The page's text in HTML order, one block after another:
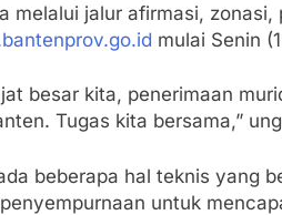
melalui jalur afirmasi,
mulai Senin
besar kita, penerimaan
Tugas kita bersama,”
beberapa hal teknis yang
untuk